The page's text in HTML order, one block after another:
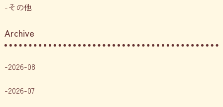
その他
Archive
2026-08
2026-07